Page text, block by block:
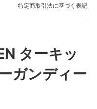
特定商取引法に基づく表記
ターキッ
ガンディー